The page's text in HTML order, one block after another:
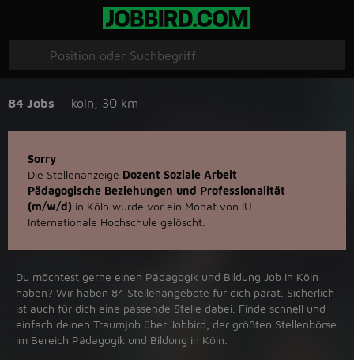
84 Jobs köln 30 km
Sorry
Die Stellenanzeige Dozent Soziale Arbeit
Pädagogische Beziehungen und Professionalität
(m/w/d) in Köln wurde vor ein Monat von IU
Internationale Hochschule gelöscht.
Du möchtest gerne einen Pädagogik und Bildung Job in ‪Köln‬
haben? Wir haben ‪84‬ Stellenangebote für dich parat. Sicherlich
ist auch für dich eine passende Stelle dabei. Finde schnell und
einfach deinen Traumjob über ‪Jobbird‬, der größten Stellenbörse
im Bereich Pädagogik und Bildung in ‪Köln‬.